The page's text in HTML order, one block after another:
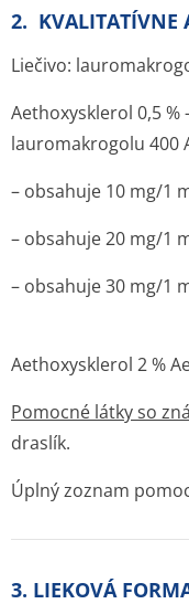
2. KVALITATÍVNE
Liečivo:
Aethoxysklerol 0,5
lauromakrogolu 400
– obsahuje 10 mg/1
– obsahuje 20 mg/1
– obsahuje 30 mg/1
Aethoxysklerol 2 %
Pomocné látky so
draslík.
Úplný zoznam
3. LIEKOVÁ